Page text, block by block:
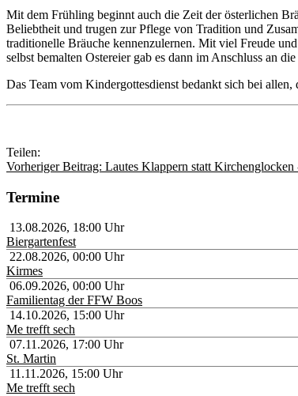
Mit dem Frühling beginnt auch die Zeit der österlichen
Beliebtheit und trugen zur Pflege von Tradition und
traditionelle Bräuche kennenzulernen. Mit viel Freude
selbst bemalten Ostereier gab es dann im Anschluss an
Das Team vom Kindergottesdienst bedankt sich bei
Teilen:
Vorheriger Beitrag: Lautes Klappern statt
Termine
13.08.2026, 18:00 Uhr
Biergartenfest
22.08.2026, 00:00 Uhr
Kirmes
06.09.2026, 00:00 Uhr
Familientag der FFW Boos
14.10.2026, 15:00 Uhr
Me trefft sech
07.11.2026, 17:00 Uhr
St. Martin
11.11.2026, 15:00 Uhr
Me trefft sech